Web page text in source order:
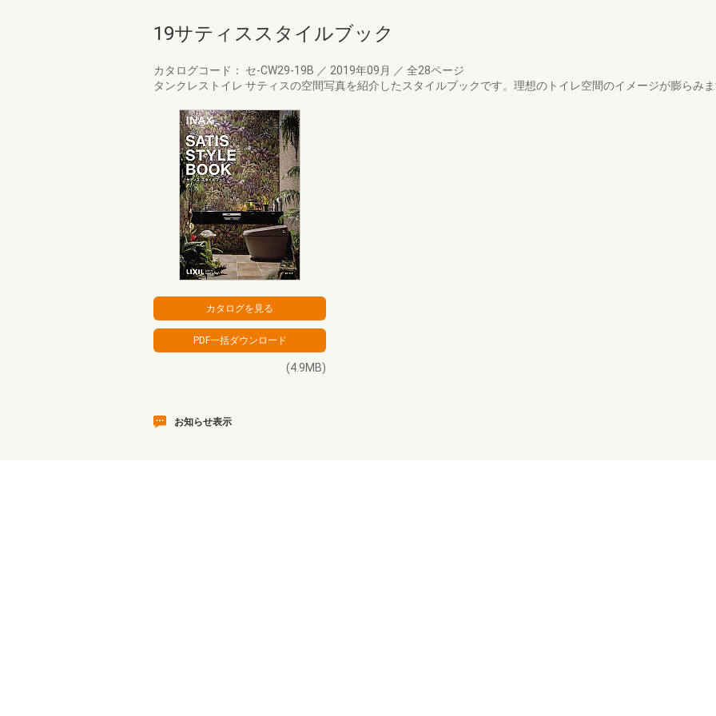
19サティススタイルブック
カタログコード： セ-CW29-19B ／ 2019年09月 ／ 全28ページ
タンクレストイレ サティスの空間写真を紹介したスタイルブックです。理想のトイレ空間のイメージが膨らみ
(4.9MB)
お知らせ表示